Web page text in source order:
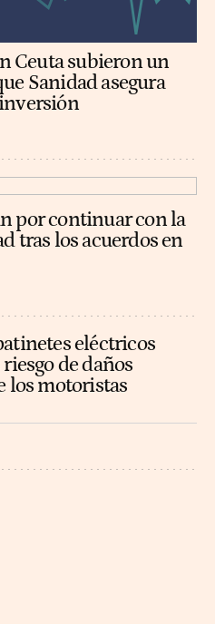
Ceuta subieron un
Sanidad asegura
por continuar con la
tras los acuerdos en
eléctricos
de daños
los motoristas